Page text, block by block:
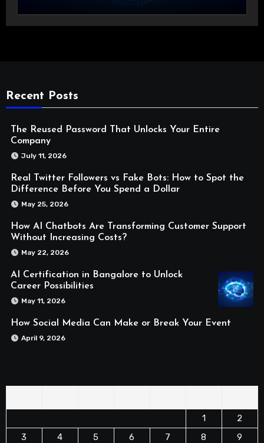
Recent Posts
The Reused Password That Unlocks Your Entire
Company
July 11, 2026
Real Twitter Followers vs Fake Bots: How to Spot the
Difference Before You Spend a Dollar
May 25, 2026
How AI Chatbots Are Transforming Customer Support
Without Increasing Costs?
May 22, 2026
AI Certification in Bangalore to Unlock
Career Possibilities
May 11, 2026
How Social Media Can Make or Break Your Event
April 9, 2026
1
2
3
4 5 6 7 8
9